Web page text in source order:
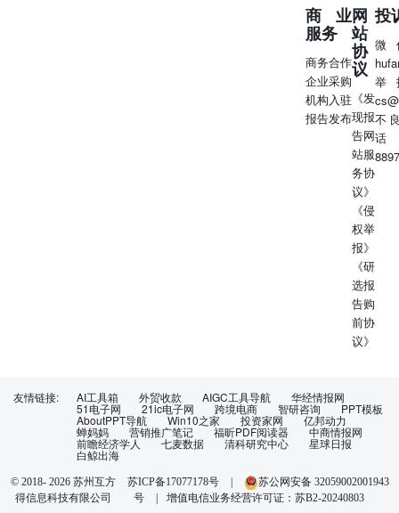
商业
服务
商务合作
企业采购
机构入驻
报告发布
网
站
协
议
《发
现报
告网
站服
务协
议》
《侵
权举
报》
《研
选报
告购
前协
议》
投
微
举
不
友情链接: AI工具箱 外贸收款 AIGC工具导航 华经情报网
51电子网 21ic电子网 跨境电商 智研咨询 PPT模板
AboutPPT导航 Win10之家 投资家网 亿邦动力
蝉妈妈 营销推广笔记 福昕PDF阅读器 中商情报网
前瞻经济学人 七麦数据 清科研究中心 星球日报
白鲸出海
© 2018- 2026 苏州互方
得信息科技有限公司
苏ICP备17077178号
苏公网安备 32059002001943
号
增值电信业务经营许可证：苏B2-20240803